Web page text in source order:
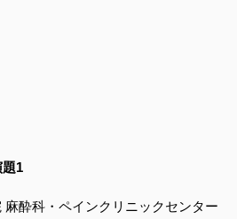
1
酔科・ペインクリニックセンター